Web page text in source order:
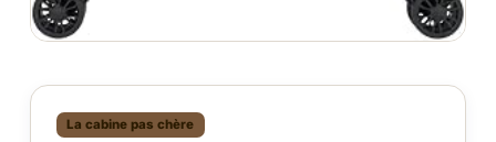
La cabine pas chère